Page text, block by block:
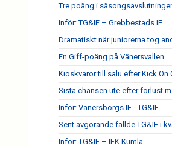
Tre poäng i
Inför: TG&IF – Grebbestads IF
Dramatiskt när juniorerna tog
En Giff-poäng på Vänersvallen
Kioskvaror till salu efter Kick On
Sista chansen ute efter förlust
Inför: Vänersborgs IF - TG&IF
Sent avgörande fällde TG&IF i
Inför: TG&IF – IFK Kumla